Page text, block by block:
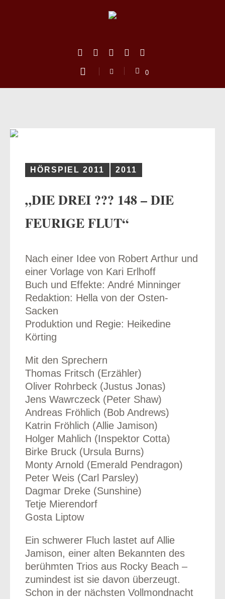
0
HÖRSPIEL 2011 2011
„DIE DREI ??? 148 – DIE
FEURIGE FLUT“
Nach einer Idee von Robert Arthur und
einer Vorlage von Kari Erlhoff
Buch und Effekte: André Minninger
Redaktion: Hella von der Osten-
Sacken
Produktion und Regie: Heikedine
Körting
Mit den Sprechern
Thomas Fritsch (Erzähler)
Oliver Rohrbeck (Justus Jonas)
Jens Wawrczeck (Peter Shaw)
Andreas Fröhlich (Bob Andrews)
Katrin Fröhlich (Allie Jamison)
Holger Mahlich (Inspektor Cotta)
Birke Bruck (Ursula Burns)
Monty Arnold (Emerald Pendragon)
Peter Weis (Carl Parsley)
Dagmar Dreke (Sunshine)
Tetje Mierendorf
Gosta Liptow
Ein schwerer Fluch lastet auf Allie
Jamison, einer alten Bekannten des
berühmten Trios aus Rocky Beach –
zumindest ist sie davon überzeugt.
Schon in der nächsten Vollmondnacht